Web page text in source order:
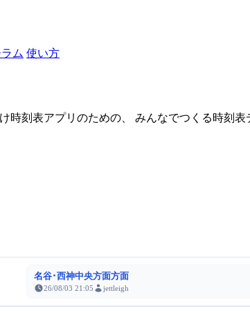
ム 使い方
時刻表アプリのための、 みんなでつくる時刻表
名谷･西神中央方面方面
26/08/03 21:05 jettleigh